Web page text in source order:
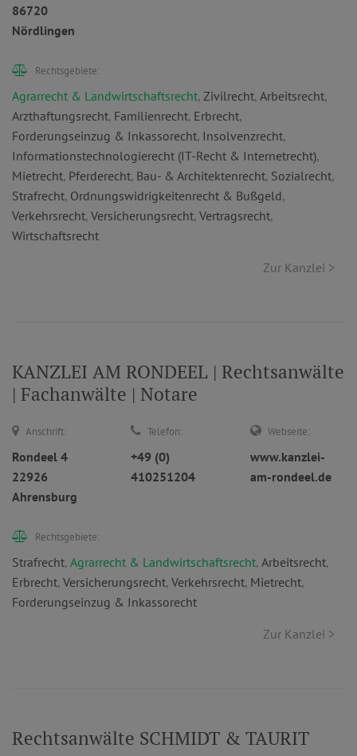
86720
Nördlingen
Rechtsgebiete:
Agrarrecht & Landwirtschaftsrecht, Zivilrecht, Arbeitsrecht,
Arzthaftungsrecht, Familienrecht, Erbrecht,
Forderungseinzug & Inkassorecht, Insolvenzrecht,
Informationstechnologierecht (IT-Recht & Internetrecht),
Mietrecht, Pferderecht, Bau- & Architektenrecht, Sozialrecht,
Strafrecht, Ordnungswidrigkeitenrecht & Bußgeld,
Verkehrsrecht, Versicherungsrecht, Vertragsrecht,
Wirtschaftsrecht
Zur Kanzlei >
KANZLEI AM RONDEEL | Rechtsanwälte
| Fachanwälte | Notare
Anschrift:
Rondeel 4
22926
Ahrensburg
Telefon:
+49 (0)
410251204
Webseite:
www.kanzlei-
am-rondeel.de
Rechtsgebiete:
Strafrecht, Agrarrecht & Landwirtschaftsrecht, Arbeitsrecht,
Erbrecht, Versicherungsrecht, Verkehrsrecht, Mietrecht,
Forderungseinzug & Inkassorecht
Zur Kanzlei >
Rechtsanwälte SCHMIDT & TAURIT